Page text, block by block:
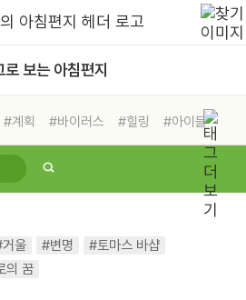
로 보는 아침편지
#계획 #바이러스 #힐링
#아이들
컨학교
울 #변명
#토마스 바샵
의 꿈